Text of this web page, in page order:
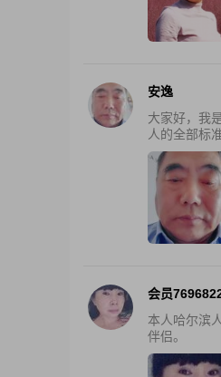
安逸
大家好，我
人的全部标
会员
本人哈尔滨
伴侣。